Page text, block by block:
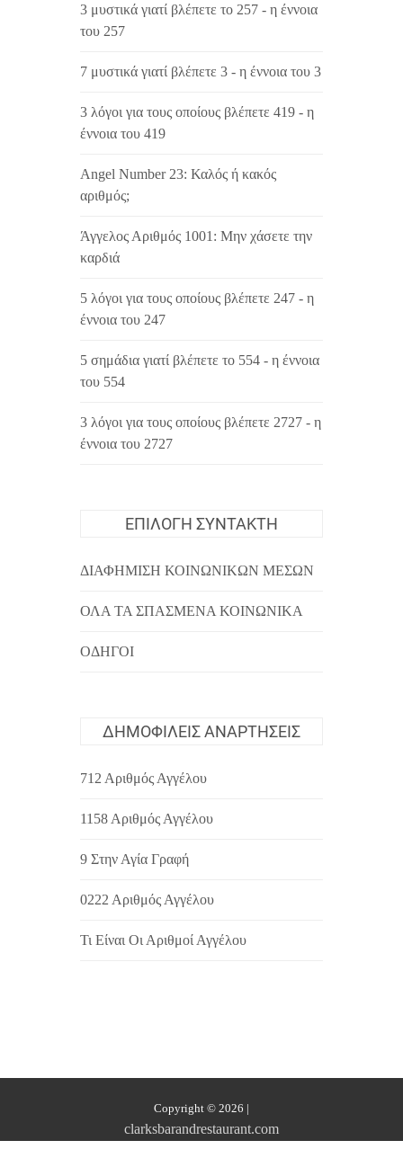
3 μυστικά γιατί βλέπετε το 257 - η έννοια
του 257
7 μυστικά γιατί βλέπετε 3 - η έννοια του 3
3 λόγοι για τους οποίους βλέπετε 419 - η
έννοια του 419
Angel Number 23: Καλός ή κακός
αριθμός;
Άγγελος Αριθμός 1001: Μην χάσετε την
καρδιά
5 λόγοι για τους οποίους βλέπετε 247 - η
έννοια του 247
5 σημάδια γιατί βλέπετε το 554 - η έννοια
του 554
3 λόγοι για τους οποίους βλέπετε 2727 - η
έννοια του 2727
ΕΠΙΛΟΓΉ ΣΥΝΤΆΚΤΗ
ΔΙΑΦΉΜΙΣΗ ΚΟΙΝΩΝΙΚΏΝ ΜΈΣΩΝ
ΌΛΑ ΤΑ ΣΠΑΣΜΈΝΑ ΚΟΙΝΩΝΙΚΆ
ΟΔΗΓΟΊ
ΔΗΜΟΦΙΛΕΊΣ ΑΝΑΡΤΉΣΕΙΣ
712 Αριθμός Αγγέλου
1158 Αριθμός Αγγέλου
9 Στην Αγία Γραφή
0222 Αριθμός Αγγέλου
Τι Είναι Οι Αριθμοί Αγγέλου
Copyright © 2026 |
clarksbarandrestaurant.com